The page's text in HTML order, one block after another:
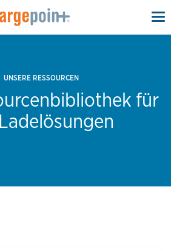
UNSERE RESSOURCEN
für